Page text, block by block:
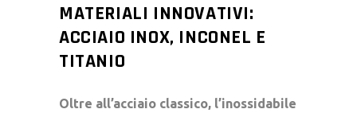
MATERIALI INNOVATIVI:
ACCIAIO INOX, INCONEL E
TITANIO
Oltre all’acciaio classico, l’inossidabile